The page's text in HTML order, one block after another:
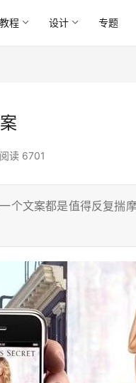
教程 设计 专题
阅读 6701
个文案都是值得反复揣